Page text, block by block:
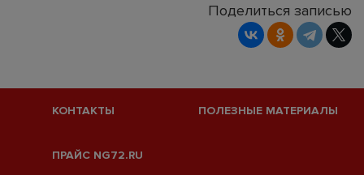
Поделиться записью
КОНТАКТЫ ПОЛЕЗНЫЕ МАТЕРИАЛЫ
ПРАЙС NG72.RU